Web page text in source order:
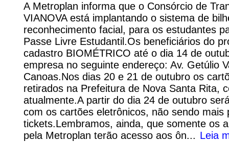
A Metroplan informa que o Consórcio de
VIANOVA está implantando o sistema de
reconhecimento facial, para os estudantes
Passe Livre Estudantil.Os beneficiários do
cadastro BIOMÉTRICO até o dia 14 de
empresa no seguinte endereço: Av. Getúlio
Canoas.Nos dias 20 e 21 de outubro os
retirados na Prefeitura de Nova Santa Rita,
atualmente.A partir do dia 24 de outubro
com os cartões eletrônicos, não sendo mais
tickets.Lembramos, ainda, que somente os
pela Metroplan terão acesso aos ôn... Leia